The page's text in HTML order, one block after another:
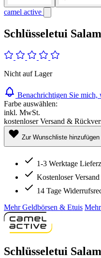
camel active
Schlüsseletui
Nicht auf Lager
Benachrichtigen Sie mich,
Farbe auswählen:
inkl. MwSt.
kostenloser Versand &
Zur Wunschliste hinzufügen
1-3 Werktage
Kostenloser
14 Tage
Mehr Geldbörsen & Etuis
Schlüsseletui